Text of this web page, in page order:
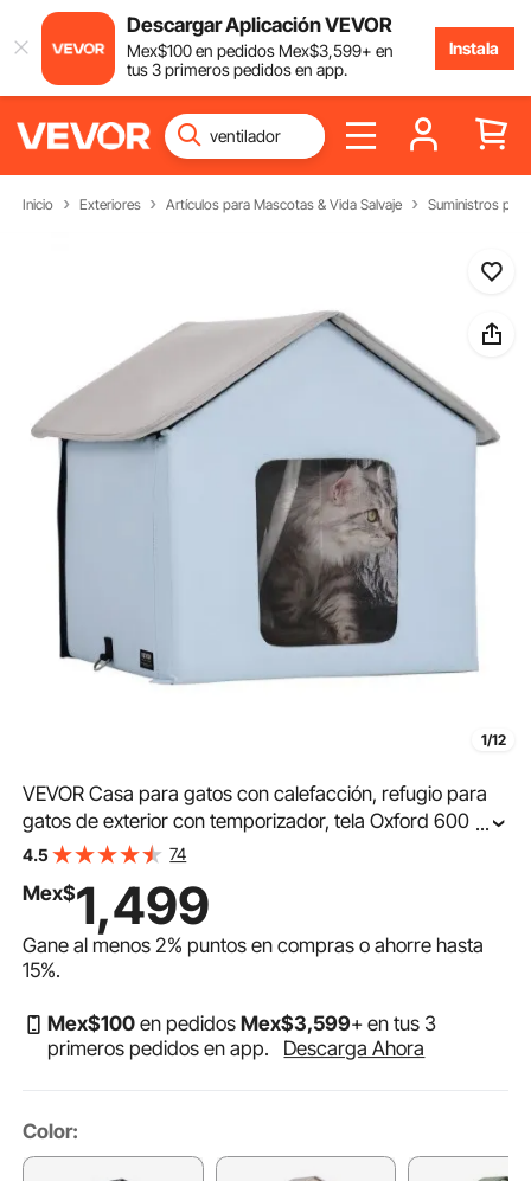
Descargar Aplicación VEVOR
Mex$100en pedidos Mex$3,599+ en
tus 3 primeros pedidos en app.
Instala
Inicio Exteriores Artículos para Mascotas & Vida Salvaje Suministros
1/12
VEVOR Casa para gatos con calefacción, refugio para
gatos de exterior con temporizador, tela Oxford 600D
plegable con almohadilla térmica para mantenerlos
...
4.5 74
Mex$1,499
Gane al menos2% puntos en compras o ahorre hasta
15%.
Mex$100 en pedidosMex$3,599+ en tus 3
primeros pedidos en app.
Descarga Ahora
Color: